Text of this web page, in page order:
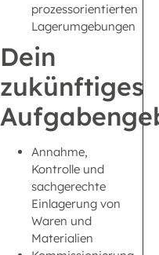
prozessorientierten
Lagerumgebungen
Dein
zukünftiges
Annahme,
Kontrolle und
sachgerechte
Einlagerung von
Waren und
Materialien